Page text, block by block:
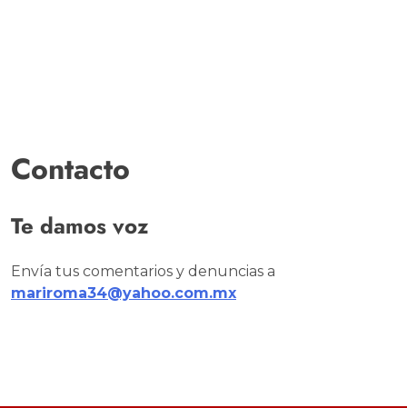
Contacto
Te damos voz
Envía tus comentarios y denuncias a
mariroma34@yahoo.com.mx